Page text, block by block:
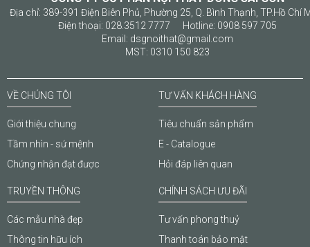
Địa chỉ: 389-391 Điện Biên Phủ, Phường 25, Q. Bình Thạnh, TP.Hồ Chí
Điện thoại: 028.3512 7777 Hotline: 0908 597 705
Email: dsgnoithat@gmail.com
MST: 0310 150 823
VỀ CHÚNG TÔI
Giới thiệu chung
Tầm nhìn - sứ mệnh
Chứng nhận đạt được
TƯ VẤN KHÁCH HÀNG
Tiêu chuẩn sản phẩm
E - Catalogue
Hỏi đáp liên quan
TRUYỀN THÔNG
Các mẫu nhà đẹp
Thông tin hữu ích
CHÍNH SÁCH ƯU ĐÃI
Tư vấn phong thuỷ
Thanh toán bảo mật